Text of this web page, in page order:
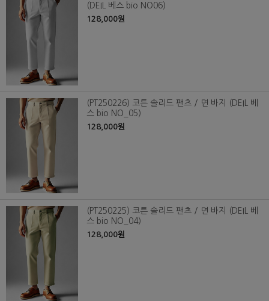
(DEIL 베스 bio NO06)
128,000원
(PT250226) 코튼 솔리드 팬츠 / 면 바지 (DEIL 베
스 bio NO_05)
128,000원
(PT250225) 코튼 솔리드 팬츠 / 면 바지 (DEIL 베
스 bio NO_04)
128,000원